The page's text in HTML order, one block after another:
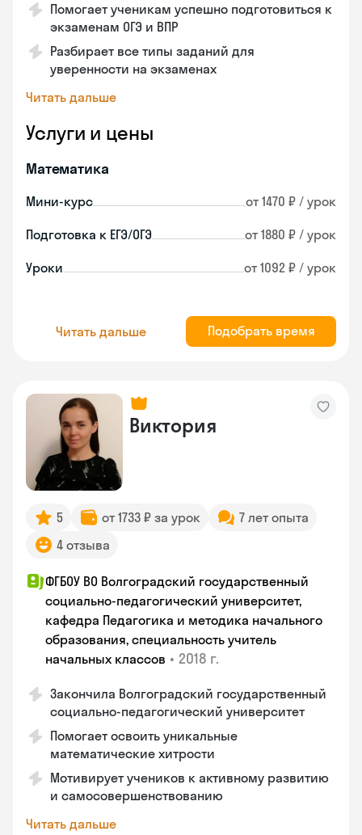
Помогает ученикам успешно подготовиться к
экзаменам ОГЭ и ВПР
Разбирает все типы заданий для
уверенности на экзаменах
Читать дальше
Услуги и цены
Математика
Мини-курс от 1470 ₽ / урок
Подготовка к ЕГЭ/ОГЭ от 1880 ₽ / урок
Уроки от 1092 ₽ / урок
Читать дальше Подобрать время
Виктория
5 от 1733 ₽ за урок
7 лет опыта
4 отзыва
ФГБОУ ВО Волгоградский государственный
социально-педагогический университет,
кафедра Педагогика и методика начального
образования, специальность учитель
начальных классов • 2018 г.
Закончила Волгоградский государственный
социально-педагогический университет
Помогает освоить уникальные
математические хитрости
Мотивирует учеников к активному развитию
и самосовершенствованию
Читать дальше